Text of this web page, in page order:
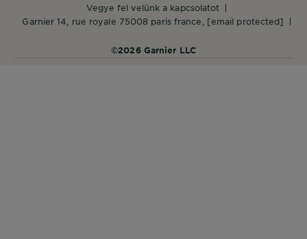
vegye fel velünk a kapcsolatot
garnier 14, rue royale 75008 paris france, [email protected]
©2026 Garnier LLC